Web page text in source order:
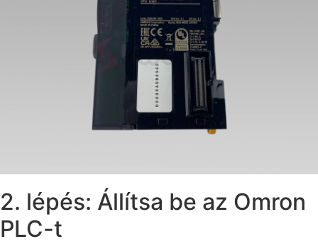
2. lépés: Állítsa be az Omron
PLC-t